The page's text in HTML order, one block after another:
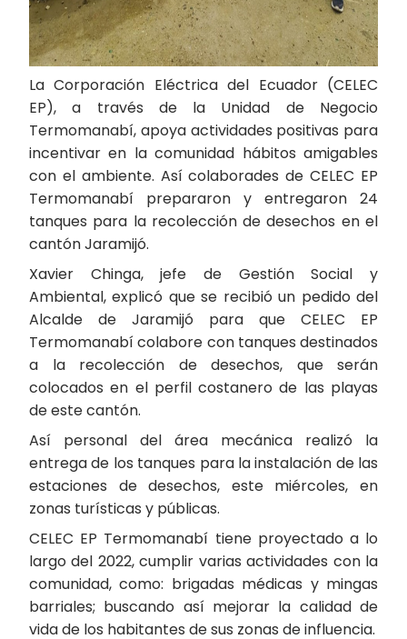
La Corporación Eléctrica del Ecuador (CELEC
EP), a través de la Unidad de Negocio
Termomanabí, apoya actividades positivas para
incentivar en la comunidad hábitos amigables
con el ambiente. Así colaborades de CELEC EP
Termomanabí prepararon y entregaron 24
tanques para la recolección de desechos en el
cantón Jaramijó.
Xavier Chinga, jefe de Gestión Social y
Ambiental, explicó que se recibió un pedido del
Alcalde de Jaramijó para que CELEC EP
Termomanabí colabore con tanques destinados
a la recolección de desechos, que serán
colocados en el perfil costanero de las playas
de este cantón.
Así personal del área mecánica realizó la
entrega de los tanques para la instalación de las
estaciones de desechos, este miércoles, en
zonas turísticas y públicas.
CELEC EP Termomanabí tiene proyectado a lo
largo del 2022, cumplir varias actividades con la
comunidad, como: brigadas médicas y mingas
barriales; buscando así mejorar la calidad de
vida de los habitantes de sus zonas de influencia.